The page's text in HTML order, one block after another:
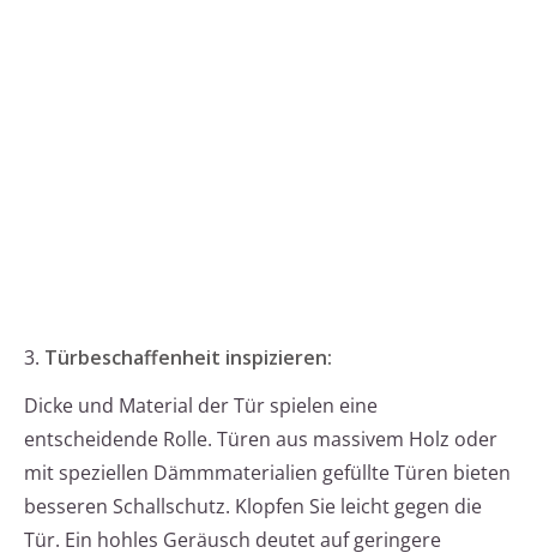
3. Türbeschaffenheit inspizieren:
Dicke und Material der Tür spielen eine
entscheidende Rolle. Türen aus massivem Holz oder
mit speziellen Dämmmaterialien gefüllte Türen bieten
besseren Schallschutz. Klopfen Sie leicht gegen die
Tür. Ein hohles Geräusch deutet auf geringere